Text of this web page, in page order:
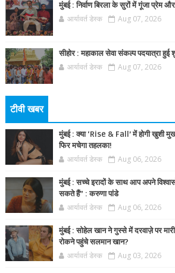
मुंबई : निर्वाण बिरला के सुरों में गूंजा प्रेम
आर्यावर्त डेस्क Aug 07, 2026
सीहोर : महाकाल सेवा संकल्प पदयात्रा हुई
आर्यावर्त डेस्क Aug 07, 2026
टीवी खबर
मुंबई : क्या ‘Rise & Fall’ में होगी खुशी
फिर मचेगा तहलका!
आर्यावर्त डेस्क Aug 06, 2026
मुंबई : सच्चे इरादों के साथ आप अपने
सकते हैं” : करुणा पांडे
आर्यावर्त डेस्क Aug 06, 2026
मुंबई : सोहेल खान ने गुस्से में दरवाज़े पर
रोकने पहुंचे सलमान खान?
आर्यावर्त डेस्क Aug 03, 2026